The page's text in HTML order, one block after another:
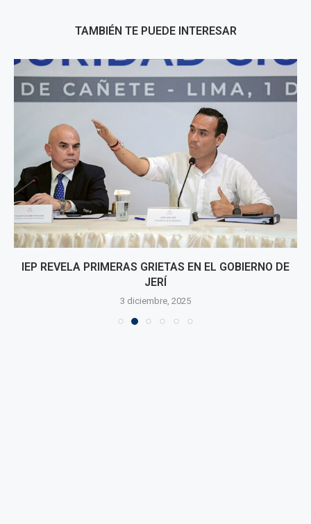
TAMBIÉN TE PUEDE INTERESAR
IEP REVELA PRIMERAS GRIETAS EN EL GOBIERNO DE
JERÍ
3 diciembre, 2025